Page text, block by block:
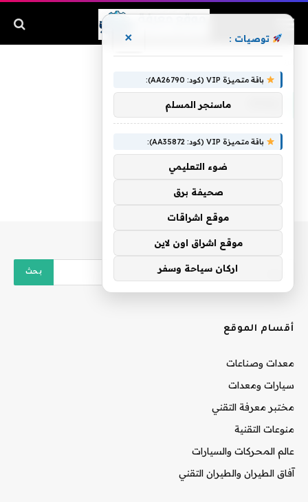
أقسام الموقع
معدات وصناعات
سيارات ومعدات
مختبر معرفة التقني
منوعات التقنية
عالم المحركات والسيارات
آفاق الطيران والطيران التقني
توصيات : ×
باقة متميزة VIP (كود: AA26790):
ماسنجر المسلم
باقة متميزة VIP (كود: AA35872):
ضوء التعليمي
صحيفة برق
موقع اشراقات
موقع اشراق اون لاين
اركان سياحة وسفر